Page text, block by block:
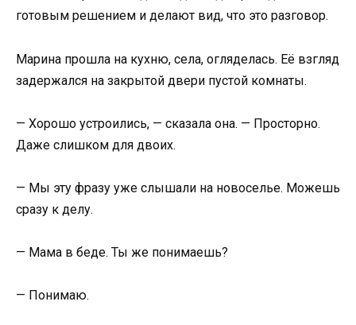
готовым решением и делают вид, что это разговор.
Марина прошла на кухню, села, огляделась. Её взгляд
задержался на закрытой двери пустой комнаты.
— Хорошо устроились, — сказала она. — Просторно.
Даже слишком для двоих.
— Мы эту фразу уже слышали на новоселье. Можешь
сразу к делу.
— Мама в беде. Ты же понимаешь?
— Понимаю.